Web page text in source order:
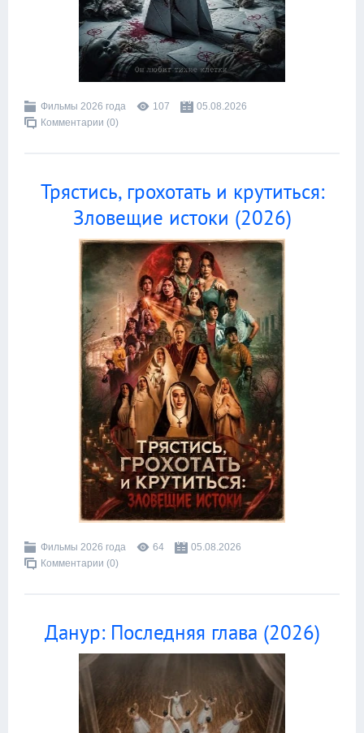
Фильмы 2026 года 107
05.08.2026
Комментарии (0)
Трястись, грохотать и крутиться:
Зловещие истоки (2026)
Фильмы 2026 года 64
05.08.2026
Комментарии (0)
Данур: Последняя глава (2026)